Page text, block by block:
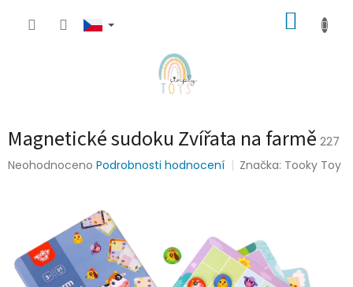
Magnetické sudoku Zvířata na farmě 227
Průměrné
hvězdiček.
Neohodnoceno Podrobnosti hodnocení Značka: Tooky Toy